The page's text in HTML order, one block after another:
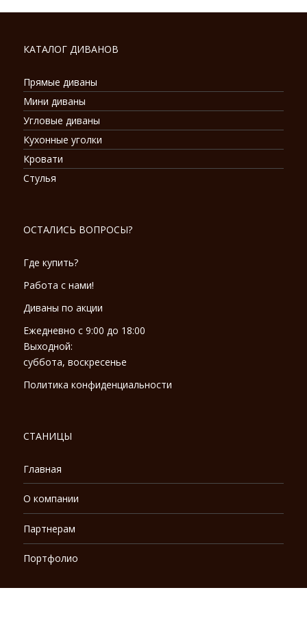
КАТАЛОГ ДИВАНОВ
Прямые диваны
Мини диваны
Угловые диваны
Кухонные уголки
Кровати
Стулья
ОСТАЛИСЬ ВОПРОСЫ?
Где купить?
Работа с нами!
Диваны по акции
Ежедневно с 9:00 до 18:00
Выходной:
суббота, воскресенье
Политика конфиденциальности
СТАНИЦЫ
Главная
О компании
Партнерам
Портфолио